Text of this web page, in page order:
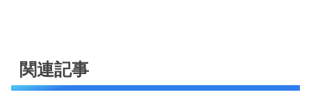
関連記事